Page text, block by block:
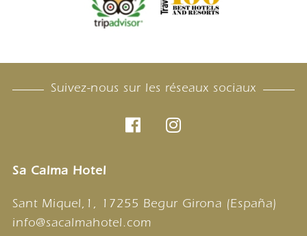
Suivez-nous sur les réseaux sociaux
Sa Calma Hotel
Sant Miquel,1, 17255 Begur Girona (España)
info@sacalmahotel.com